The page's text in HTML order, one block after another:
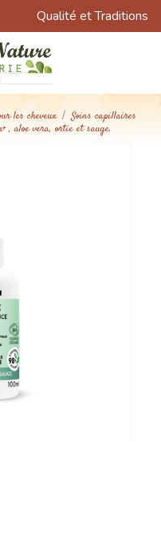
Qualité et Traditions
les cheveux
Soins capillaires
, aloe vera, ortie et sauge.